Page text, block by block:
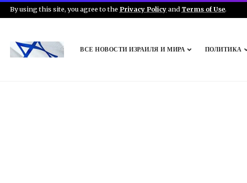
By using this site, you agree to the Privacy Policyand Terms of Use.
ВСЕ НОВОСТИ ИЗРАИЛЯ И МИРА ПОЛИТИКА